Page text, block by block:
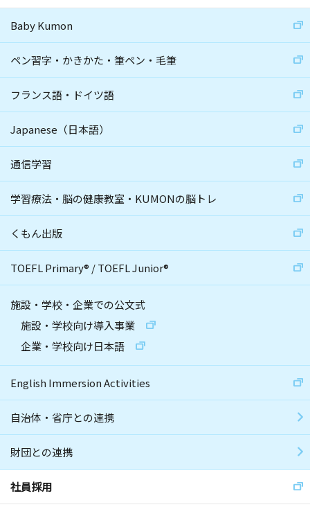
Baby Kumon
ペン習字・かきかた・筆ペン・毛筆
フランス語・ドイツ語
Japanese（日本語）
通信学習
学習療法・脳の健康教室・KUMONの脳トレ
くもん出版
TOEFL Primary® /TOEFL Junior®
施設・学校・企業での公文式
施設・学校向け導入事業
企業・学校向け日本語
English Immersion Activities
自治体・省庁との連携
財団との連携
社員採用